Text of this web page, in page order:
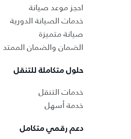
احجز موعد صيانة
خدمات الصيانة الدورية
صيانة متميزة
الضمان والضمان الممتد
حلول متكاملة للتنقل
خدمات التنقل
خدمة أسهل
دعم رقمي متكامل